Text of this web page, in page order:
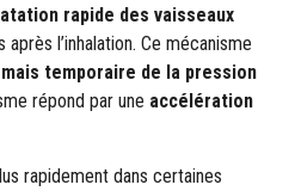
rapide des vaisseaux
l’inhalation. Ce mécanisme
temporaire de la pression
répond par une accélération
rapidement dans certaines